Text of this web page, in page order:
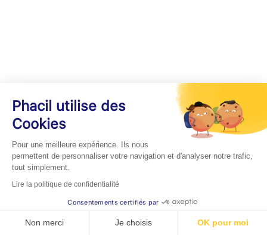
Phacil utilise des
Cookies
Pour une meilleure expérience. Ils nous
permettent de personnaliser votre navigation et d'analyser notre trafic,
tout simplement.
Lire la politique de confidentialité
Consentements certifiés par
Non merci Je choisis OK pour moi